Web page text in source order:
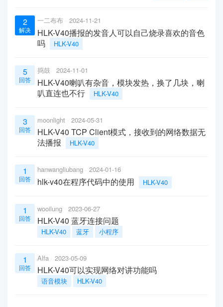
2
解决
一二布布 2024-11-21
HLK-V40播报的发音人可以自己烧录喜欢的音色
吗
HLK-V40
5
回答
捣鼓 2024-11-01
HLK-V40喇叭有杂音，模块发热，换了几块，喇
叭直连也不行
HLK-V40
3
回答
moonlight 2024-05-31
HLK-V40 TCP Client模式，接收到的网络数据无
法播报
HLK-V40
1
回答
hanwangliubang 2024-01-16
hlk-v40在程序代码中的使用 HLK-V40
1
回答
wooilung 2023-06-27
HLK-V40 蓝牙连接问题
HLK-V40 蓝牙 小程序
1
回答
Alfa 2023-05-09
HLK-V40可以实现网络对讲功能吗
语音模块 HLK-V40